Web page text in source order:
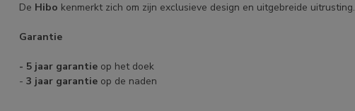
De Hibo kenmerkt zich om zijn exclusieve design en uitgebreide uitrusting.
Garantie
- 5 jaar garantie op het doek
- 3 jaar garantie op de naden